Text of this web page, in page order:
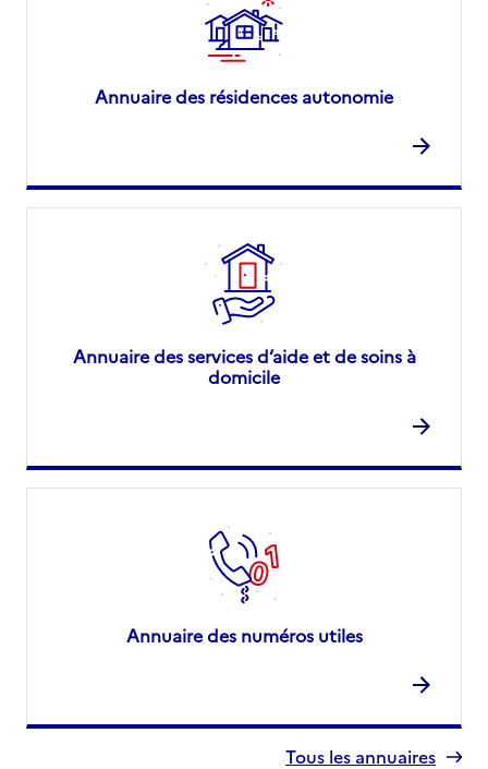
Annuaire des résidences autonomie
Annuaire des services d’aide et de soins à
domicile
Annuaire des numéros utiles
Tous les annuaires